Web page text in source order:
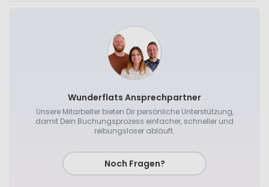
Wunderflats Ansprechpartner
Unsere Mitarbeiter bieten Dir persönliche Unterstützung,
damit Dein Buchungsprozess einfacher, schneller und
reibungsloser abläuft.
Noch Fragen?